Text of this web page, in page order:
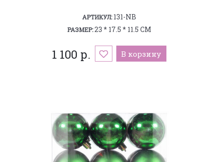
АРТИКУЛ:131-NB
РАЗМЕР:23 * 17.5 * 11.5 СМ
1 100 р. В корзину